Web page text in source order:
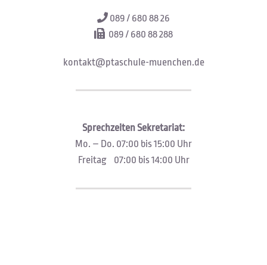
089 / 680 88 26
089 / 680 88 288
kontakt@ptaschule-muenchen.de
Sprechzeiten Sekretariat:
Mo. – Do. 07:00 bis 15:00 Uhr
Freitag 07:00 bis 14:00 Uhr